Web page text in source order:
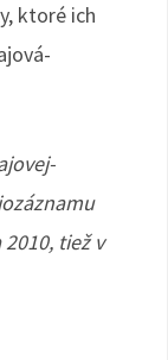
ktoré ich
tiež v